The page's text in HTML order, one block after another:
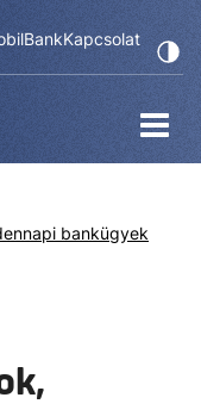
Kapcsolat
bankügyek